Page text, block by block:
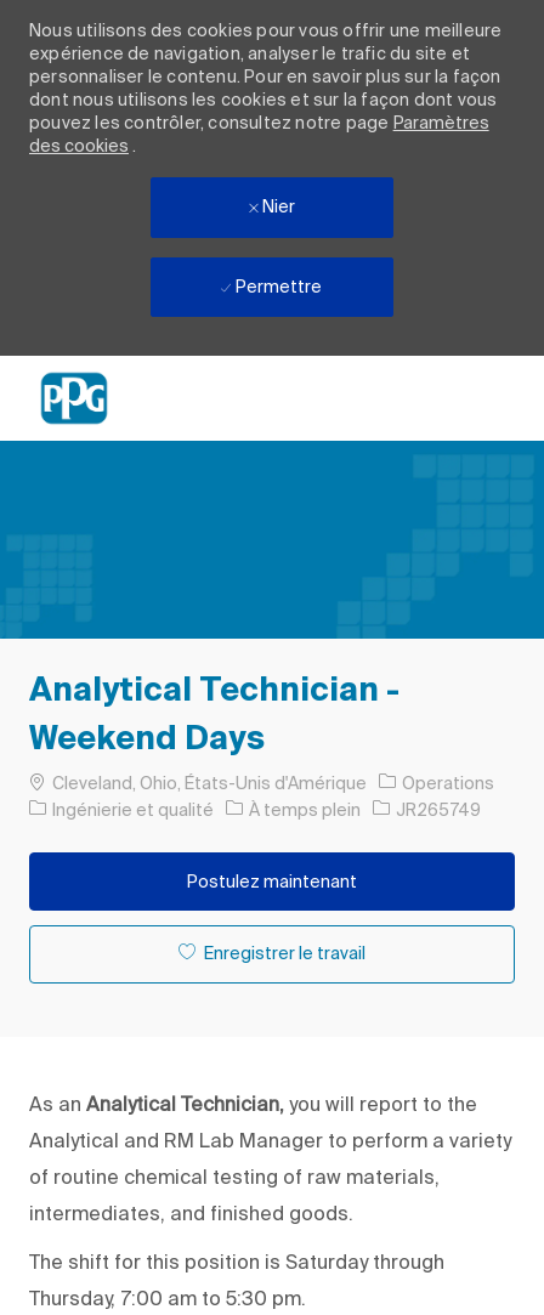
Nous utilisons des cookies pour vous offrir une meilleure
expérience de navigation, analyser le trafic du site et
personnaliser le contenu. Pour en savoir plus sur la façon
dont nous utilisons les cookies et sur la façon dont vous
pouvez les contrôler, consultez notre page Paramètres
des cookies .
Nier
Permettre
Analytical Technician -
Weekend Days
Emplacement
Cleveland, Ohio, États-Unis d'Amérique
Operations
Catégorie
Ingénierie et qualité Type d’emploi
À temps plein ID de l’emploi
JR265749
Postulez maintenant
Enregistrer le travail
As an Analytical Technician, you will report to the
Analytical and RM Lab Manager to perform a variety
of routine chemical testing of raw materials,
intermediates, and finished goods.
The shift for this position is Saturday through
Thursday, 7:00 am to 5:30 pm.